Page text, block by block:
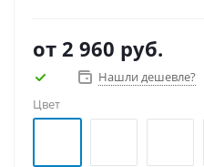
от 2 960 руб.
Нашли дешевле?
Цвет